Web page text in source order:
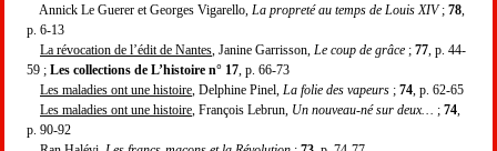
Annick Le Guerer et Georges Vigarello, La propreté au temps de Louis XIV; 78
p. 6-13
La révocation de l’édit de Nantes , Janine Garrisson, Le coup de grâce ; 77 , p. 44-
59 ; Les collections de L’histoire n° 17 , p. 66-73
Les maladies ont une histoire , Delphine Pinel, La folie des vapeurs ; 74 , p. 62-65
Les maladies ont une histoire , François Lebrun, Un nouveau-né sur deux… ; 74
p. 90-92